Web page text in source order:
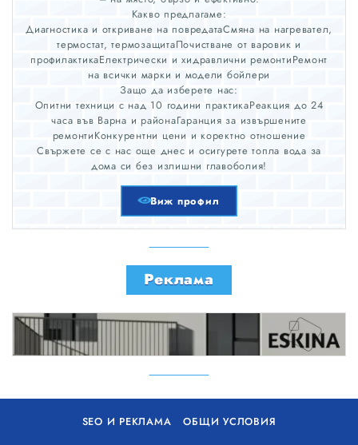
Какво предлагаме:
Диагностика и откриване на повредатаСмяна на нагревател,
термостат, термозащитаПочистване от варовик и
профилактикаЕлектрически и хидравлични ремонтиРемонт
на всички марки и модели бойлери
Защо да изберете нас:
Опитни техници с над 10 години практикаРеакция до 24
часа във Варна и районаГаранция за извършените
ремонтиКонкурентни цени и коректно отношение
Свържете се с нас още днес и осигурете топла вода за
дома си без излишни главоболия!
Виж профил
Реклама
SEO И РЕКЛАМА
ОБЩИ УСЛОВИЯ